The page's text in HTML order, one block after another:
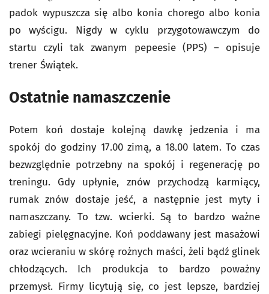
padok wypuszcza się albo konia chorego albo konia
po wyścigu. Nigdy w cyklu przygotowawczym do
startu czyli tak zwanym pepeesie (PPS) – opisuje
trener Świątek.
Ostatnie namaszczenie
Potem koń dostaje kolejną dawkę jedzenia i ma
spokój do godziny 17.00 zimą, a 18.00 latem. To czas
bezwzględnie potrzebny na spokój i regenerację po
treningu. Gdy upłynie, znów przychodzą karmiący,
rumak znów dostaje jeść, a następnie jest myty i
namaszczany. To tzw. wcierki. Są to bardzo ważne
zabiegi pielęgnacyjne. Koń poddawany jest masażowi
oraz wcieraniu w skórę rożnych maści, żeli bądź glinek
chłodzących. Ich produkcja to bardzo poważny
przemysł. Firmy licytują się, co jest lepsze, bardziej